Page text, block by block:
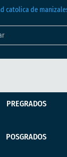
PREGRADOS
POSGRADOS